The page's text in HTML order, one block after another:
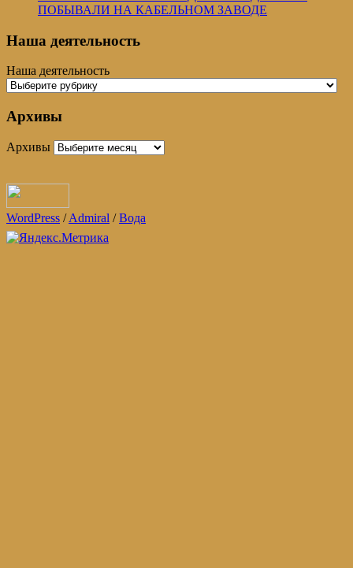
ПОБЫВАЛИ НА КАБЕЛЬНОМ ЗАВОДЕ
Наша деятельность
Наша деятельность
Архивы
Архивы
WordPress /Admiral /Вода